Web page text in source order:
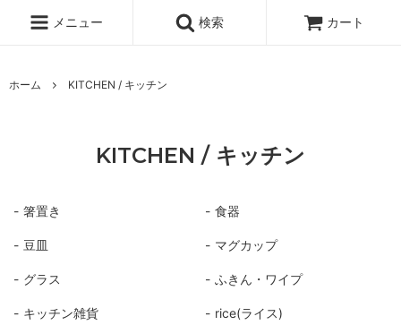
メニュー 検索 カート
ホーム KITCHEN / キッチン
KITCHEN / キッチン
箸置き 食器
豆皿 マグカップ
グラス ふきん・ワイプ
キッチン雑貨 rice(ライス)